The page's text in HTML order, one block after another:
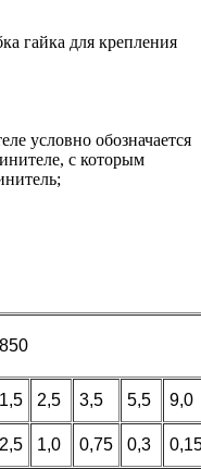
гайка для крепления
условно обозначается
с которым
850
1,5 2,5 3,5 5,5
9,0
2,5 1,0 0,75 0,3